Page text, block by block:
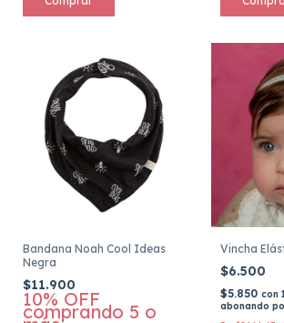
Bandana Noah Cool Ideas
Negra
$11.900
10% OFF
comprando 5 o
Vincha
$6.500
$5.850 con
abonando